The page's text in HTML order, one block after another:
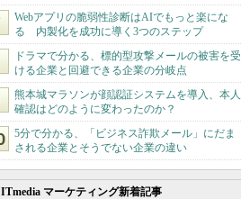
Webアプリの脆弱性診断はAIでもっと楽にな
る 内製化を成功に導く3つのステップ
ドラマで分かる、標的型攻撃メールの被害を受
ける企業と回避できる企業の分岐点
熊本城マラソンが顔認証システムを導入、本人
確認はどのように変わったのか？
5分で分かる、「ビジネス詐欺メール」にだま
される企業とそうでない企業の違い
ITmedia マーケティング新着記事